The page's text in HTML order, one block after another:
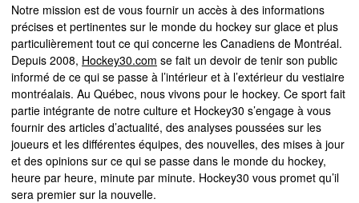
Notre mission est de vous fournir un accès à des informations
précises et pertinentes sur le monde du hockey sur glace et plus
particulièrement tout ce qui concerne les Canadiens de Montréal.
Depuis 2008, Hockey30.com se fait un devoir de tenir son public
informé de ce qui se passe à l’intérieur et à l’extérieur du vestiaire
montréalais. Au Québec, nous vivons pour le hockey. Ce sport fait
partie intégrante de notre culture et Hockey30 s’engage à vous
fournir des articles d’actualité, des analyses poussées sur les
joueurs et les différentes équipes, des nouvelles, des mises à jour
et des opinions sur ce qui se passe dans le monde du hockey,
heure par heure, minute par minute. Hockey30 vous promet qu’il
sera premier sur la nouvelle.